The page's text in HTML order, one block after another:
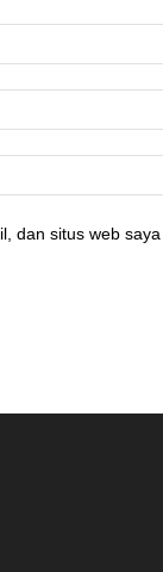
dan situs web